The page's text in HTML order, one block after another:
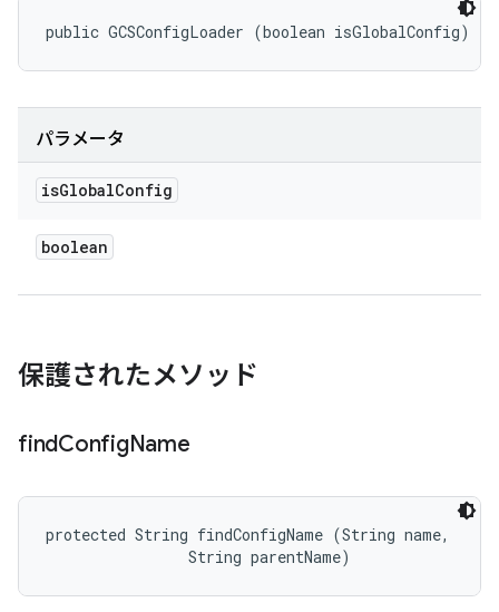
public GCSConfigLoader (boolean isGlobalConfig)
パラメータ
isGlobalConfig
boolean
保護されたメソッド
findConfigName
protected String findConfigName (String name,
                String parentName)